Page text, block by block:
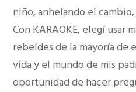
niño, anhelando el
Con KARAOKE, elegí usar
rebeldes de la mayoría de
vida y el mundo de mis
oportunidad de hacer